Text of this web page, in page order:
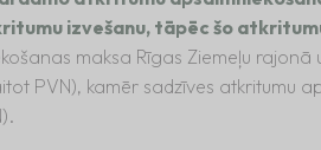
izvešanu, tāpēc šo
maksa Rīgas Ziemeļu rajonā
PVN), kamēr sadzīves atkritumu